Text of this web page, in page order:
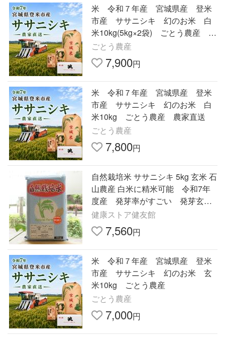
米 令和７年産 宮城県産 登米
市産 ササニシキ 幻のお米 白
米10kg(5kg×2袋) ごとう農産 農
家直送
ごとう農産
7,900円
米 令和７年産 宮城県産 登米
市産 ササニシキ 幻のお米 白
米10kg ごとう農産 農家直送
ごとう農産
7,800円
自然栽培米 ササニシキ 5kg 玄米 石
山農産 白米に精米可能 令和7年
度産 発芽率がすごい 発芽玄
米、酵素玄米にもおすすめ
健康ストア健友館
7,560円
米 令和７年産 宮城県産 登米
市産 ササニシキ 幻のお米 玄
米10kg ごとう農産
ごとう農産
7,000円